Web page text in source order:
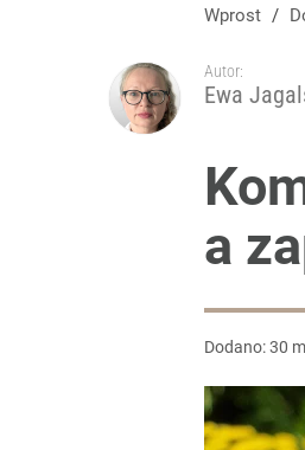
Wprost /
Autor:
Ewa
a
Dodano:30